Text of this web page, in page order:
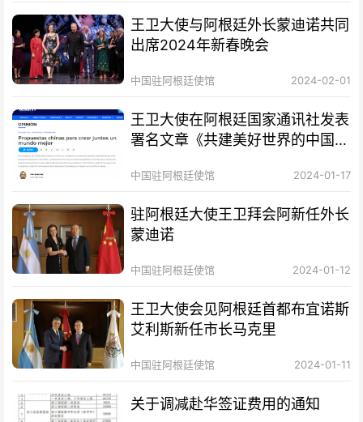
王卫大使与阿根廷外长蒙迪诺共同
出席2024年新春晚会
中国驻阿根廷使馆 2024-02-01
王卫大使在阿根廷国家通讯社发表
署名文章《共建美好世界的中国方
中国驻阿根廷使馆 2024-01-17
驻阿根廷大使王卫拜会阿新任外长
蒙迪诺
中国驻阿根廷使馆 2024-01-12
王卫大使会见阿根廷首都布宜诺斯
艾利斯新任市长马克里
中国驻阿根廷使馆 2024-01-11
关于调减赴华签证费用的通知